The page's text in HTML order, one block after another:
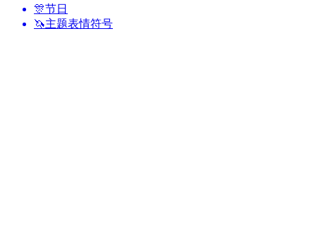
🎊节日
🦄主题表情符号